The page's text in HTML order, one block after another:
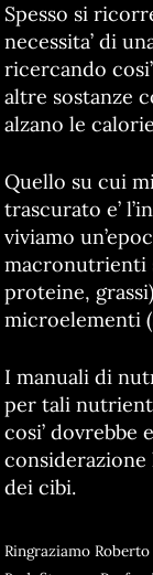
Spesso si
necessita’ di
ricercando
altre sostanze
alzano le
Quello su cui
trascurato e’
viviamo
macronutrienti
proteine,
microelementi
I manuali di
per tali
cosi’ dovrebbe
considerazione
dei cibi.
Ringraziamo